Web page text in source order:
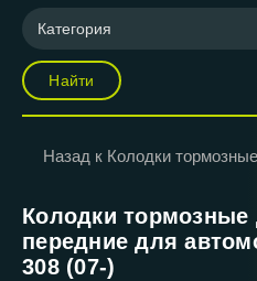
Категория
Найти
Назад к Колодки
Колодки тормозные
передние для
308 (07-)